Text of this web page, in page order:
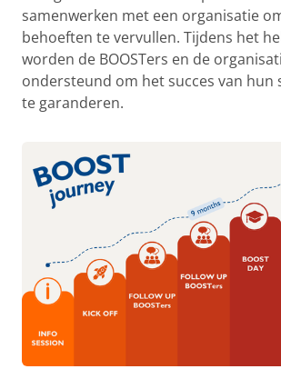
samenwerken met een organisatie
behoeften te vervullen. Tijdens het
worden de BOOSTers en de
ondersteund om het succes van hun
te garanderen.